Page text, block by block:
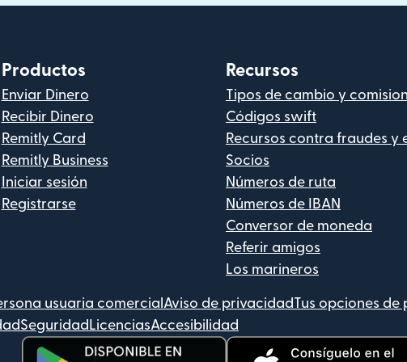
Productos
Enviar Dinero
Recibir Dinero
Remitly Card
Remitly Business
Iniciar sesión
Registrarse
Recursos
Tipos de cambio y
Códigos swift
Recursos contra fraudes y
Socios
Números de ruta
Números de IBAN
Conversor de moneda
Referir amigos
Los marineros
usuaria comercial Aviso de privacidad
Tus opciones
Seguridad LicenciasAccesibilidad